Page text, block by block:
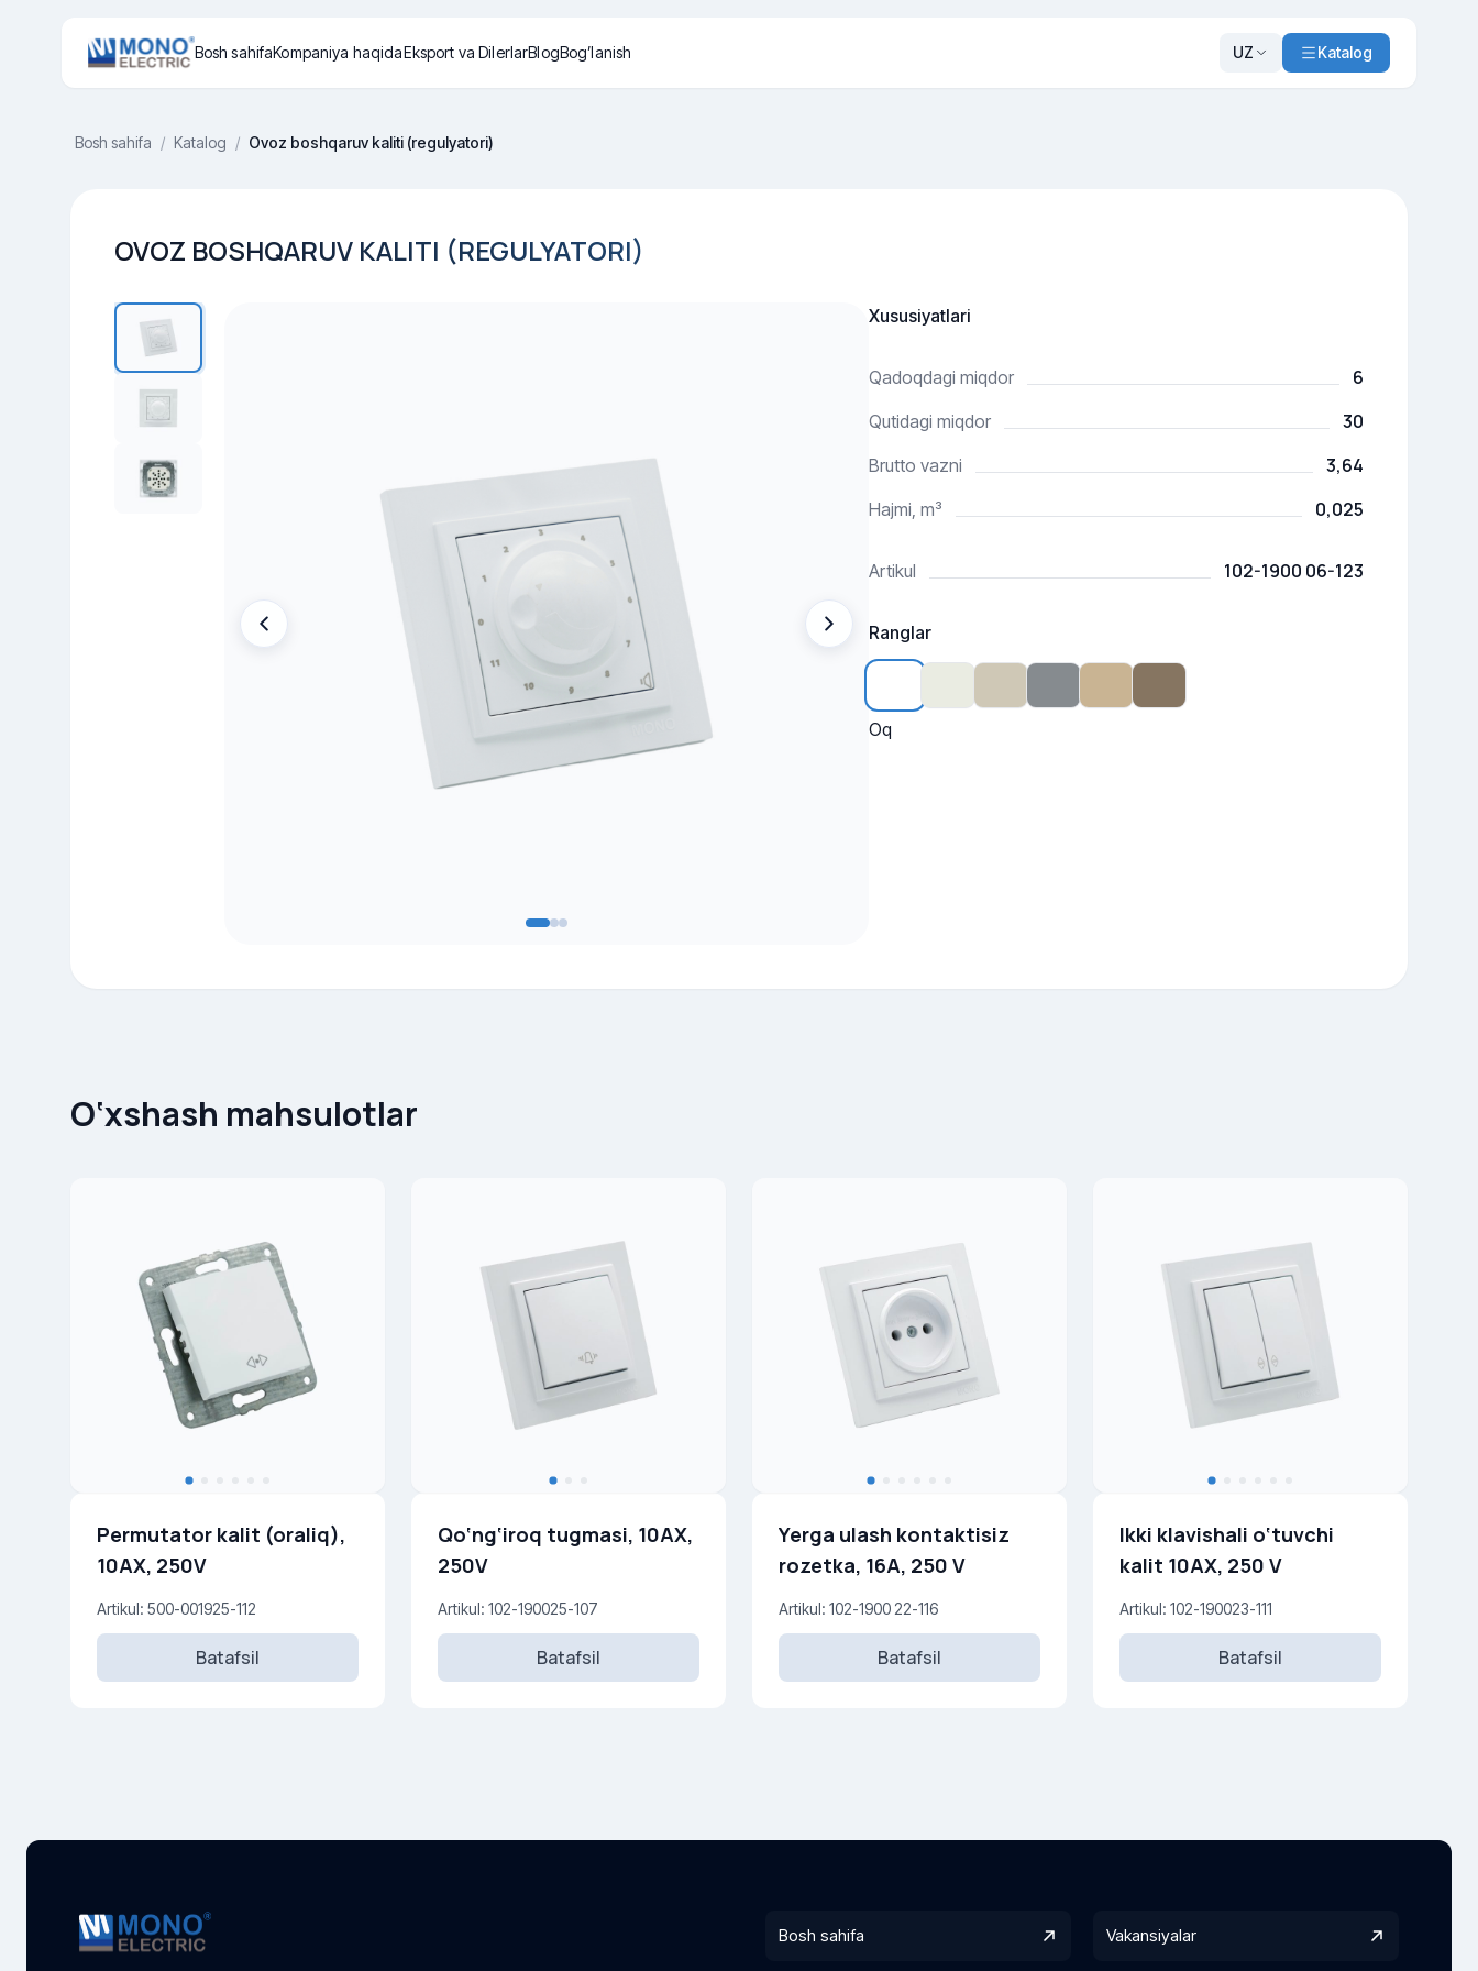
Bosh sahifaKompaniya haqidaEksport va DilerlarBlogBog’lanish UZ Katalog
Bosh sahifa / Katalog / Ovoz boshqaruv kaliti (regulyatori)
OVOZ BOSHQARUV KALITI (REGULYATORI)
Xususiyatlari
Qadoqdagi miqdor 6
Qutidagi miqdor 30
Brutto vazni 3,64
Hajmi, m³ 0,025
Artikul 102-1900 06-123
Ranglar
Oq
O‘xshash mahsulotlar
Permutator kalit (oraliq),
10AX, 250V
Artikul: 500-001925-112
Batafsil
Qo‘ng‘iroq tugmasi, 10AX,
250V
Artikul: 102-190025-107
Batafsil
Yerga ulash kontaktisiz
rozetka, 16A, 250 V
Artikul: 102-1900 22-116
Batafsil
Ikki klavishali o‘tuvchi
kalit 10AX, 250 V
Artikul: 102-190023-111
Batafsil
Bosh sahifa Vakansiyalar